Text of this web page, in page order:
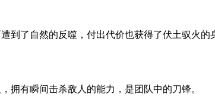
到了自然的反噬，付出代价也获得了伏土驭火
拥有瞬间击杀敌人的能力，是团队中的刀锋。